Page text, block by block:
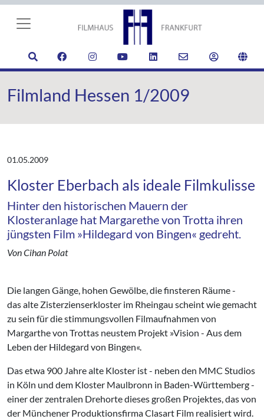
Filmland Hessen 1/2009
01.05.2009
Kloster Eberbach als ideale Filmkulisse
Hinter den historischen Mauern der
Klosteranlage hat Margarethe von Trotta ihren
jüngsten Film »Hildegard von Bingen« gedreht.
Von Cihan Polat
Die langen Gänge, hohen Gewölbe, die finsteren Räume -
das alte Zisterzienserkloster im Rheingau scheint wie gemacht
zu sein für die stimmungsvollen Filmaufnahmen von
Margarthe von Trottas neustem Projekt »Vision - Aus dem
Leben der Hildegard von Bingen«.
Das etwa 900 Jahre alte Kloster ist - neben den MMC Studios
in Köln und dem Kloster Maulbronn in Baden-Württemberg -
einer der zentralen Drehorte dieses großen Projektes, das von
der Münchener Produktionsfirma Clasart Film realisiert wird.